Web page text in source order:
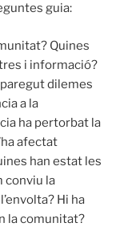
guia:
Quines
i informació?
dilemes
a la
ha pertorbat la
afectat
han estat les
conviu la
Hi ha
la comunitat?